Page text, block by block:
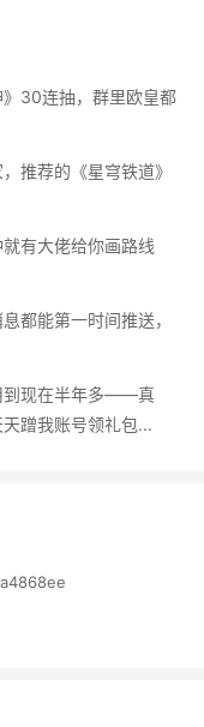
》30连抽，群里欧皇都
推荐的《星穹铁道》
有大佬给你画路线
都能第一时间推送，
到现在半年多——真
蹭我账号领礼包...